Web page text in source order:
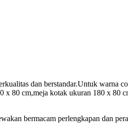
dan berstandar.Untuk warna
x 80 cm,meja kotak ukuran 180 x 80
bermacam perlengkapan dan